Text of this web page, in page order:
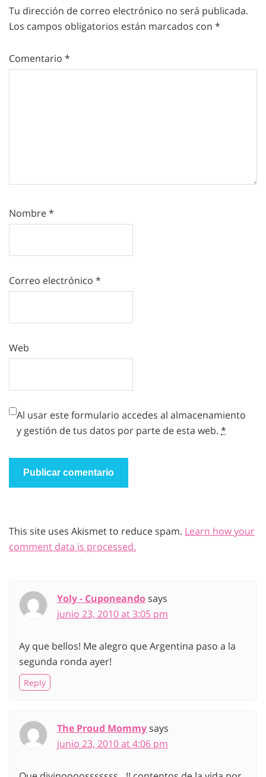
Tu dirección de correo electrónico no será publicada.
Los campos obligatorios están marcados con *
Comentario *
Nombre*
Correo electrónico *
Web
Al usar este formulario accedes al almacenamiento
y gestión de tus datos por parte de esta web. *
This site uses Akismet to reduce spam. Learn how your
comment data is processed.
Yoly - Cuponeandosays
junio 23, 2010 at 3:05 pm
Ay que bellos! Me alegro que Argentina paso a la
segunda ronda ayer!
Reply
The Proud Mommysays
junio 23, 2010 at 4:06 pm